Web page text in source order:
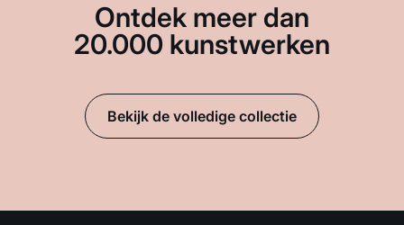
Ontdek meer dan
20.000 kunstwerken
Bekijk de volledige collectie